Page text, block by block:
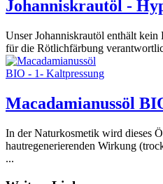
Johanniskrautöl -
Unser Johanniskrautöl enthält
für die Rötlichfärbung
Macadamianussöl
In der Naturkosmetik wird dieses
hautregenerierenden Wirkung
...